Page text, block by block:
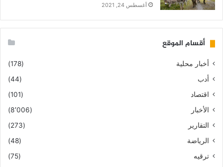
أغسطس 24, 2021
أقسام الموقع
أخبار محلية
(178)
أدب
(44)
اقتصاد
(101)
الأخبار
(8٬006)
التقارير
(273)
الرياضة
(48)
ترقيه
(75)